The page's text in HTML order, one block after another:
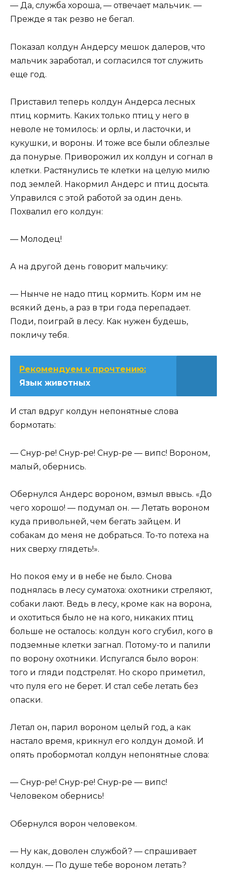
— Да, служба хороша, — отвечает мальчик. —
Прежде я так резво не бегал.
Показал колдун Андерсу мешок далеров, что
мальчик заработал, и согласился тот служить
еще год.
Приставил теперь колдун Андерса лесных
птиц кормить. Каких только птиц у него в
неволе не томилось: и орлы, и ласточки, и
кукушки, и вороны. И тоже все были облезлые
да понурые. Приворожил их колдун и согнал в
клетки. Растянулись те клетки на целую милю
под землей. Накормил Андерс и птиц досыта.
Управился с этой работой за один день.
Похвалил его колдун:
— Молодец!
А на другой день говорит мальчику:
— Нынче не надо птиц кормить. Корм им не
всякий день, а раз в три года перепадает.
Поди, поиграй в лесу. Как нужен будешь,
покличу тебя.
Рекомендуем к прочтению:
Язык животных
И стал вдруг колдун непонятные слова
бормотать:
— Снур-ре! Снур-ре! Снур-ре — випс! Вороном,
малый, обернись.
Обернулся Андерс вороном, взмыл ввысь. «До
чего хорошо! — подумал он. — Летать вороном
куда привольней, чем бегать зайцем. И
собакам до меня не добраться. То-то потеха на
них сверху глядеть!».
Но покоя ему и в небе не было. Снова
поднялась в лесу суматоха: охотники стреляют,
собаки лают. Ведь в лесу, кроме как на ворона,
и охотиться было не на кого, никаких птиц
больше не осталось: колдун кого сгубил, кого в
подземные клетки загнал. Потому-то и палили
по ворону охотники. Испугался было ворон:
того и гляди подстрелят. Но скоро приметил,
что пуля его не берет. И стал себе летать без
опаски.
Летал он, парил вороном целый год, а как
настало время, крикнул его колдун домой. И
опять пробормотал колдун непонятные слова:
— Снур-ре! Снур-ре! Снур-ре — випс!
Человеком обернись!
Обернулся ворон человеком.
— Ну как, доволен службой? — спрашивает
колдун. — По душе тебе вороном летать?